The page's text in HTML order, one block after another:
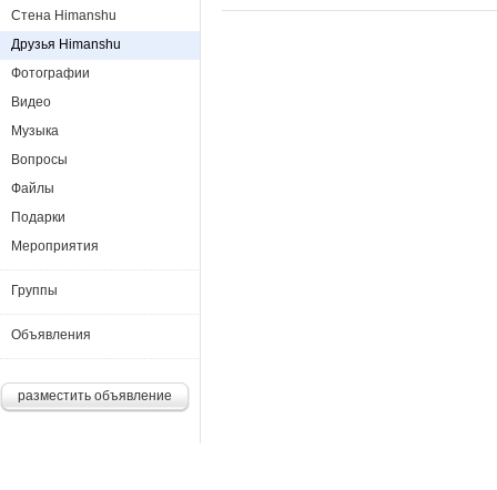
Стена Himanshu
Друзья Himanshu
Фотографии
Видео
Музыка
Вопросы
Файлы
Подарки
Мероприятия
Группы
Объявления
разместить объявление